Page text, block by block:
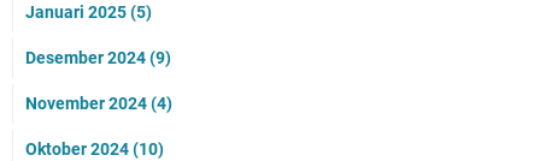
Januari 2025(5)
Desember 2024(9)
November 2024(4)
Oktober 2024(10)